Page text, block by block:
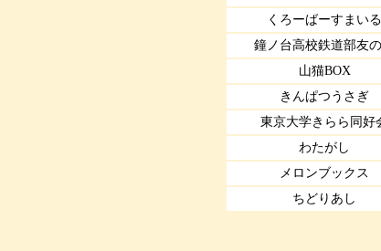
くろーばーすまいる
鐘ノ台高校鉄道部友
山猫BOX
きんぱつうさぎ
東京大学きらら同好
わたがし
メロンブックス
ちどりあし